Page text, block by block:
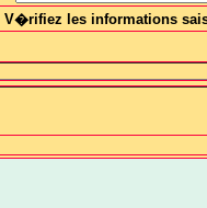
V�rifiez les informations